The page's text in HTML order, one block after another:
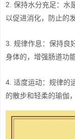
2. 保持水分充足：水
以促进消化，防止的发
3. 规律作息：保持良
身体的，增强肠道功能
4. 适度运动：规律的
的散步和轻柔的瑜伽